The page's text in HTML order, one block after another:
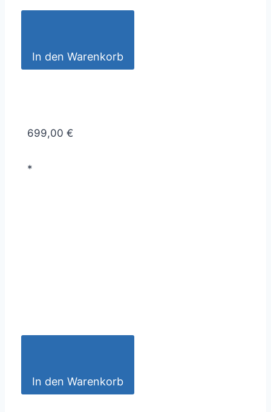
In den Warenkorb
699,00 €
*
In den Warenkorb